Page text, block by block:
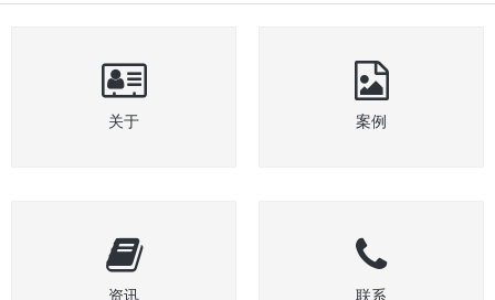
关于 案例
资讯 联系